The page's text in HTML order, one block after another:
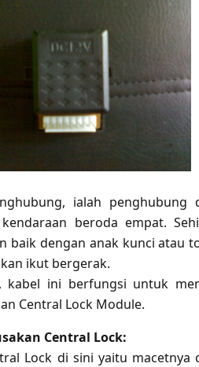
ialah
beroda empat.
baik dengan anak kunci atau
ikut bergerak.
kabel ini berfungsi untuk
Central Lock Module.
Central Lock:
Lock di sini yaitu